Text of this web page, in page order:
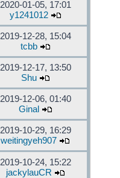
2020-01-05, 17:01
y1241012
2019-12-28, 15:04
tcbb
2019-12-17, 13:50
Shu
2019-12-06, 01:40
Ginal
2019-10-29, 16:29
weitingyeh907
2019-10-24, 15:22
jackylauCR